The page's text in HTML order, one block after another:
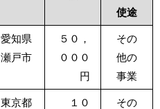
使途
愛知県
瀬戸市
５０，
０００
円
その
他の
事業
東京都
１０
その